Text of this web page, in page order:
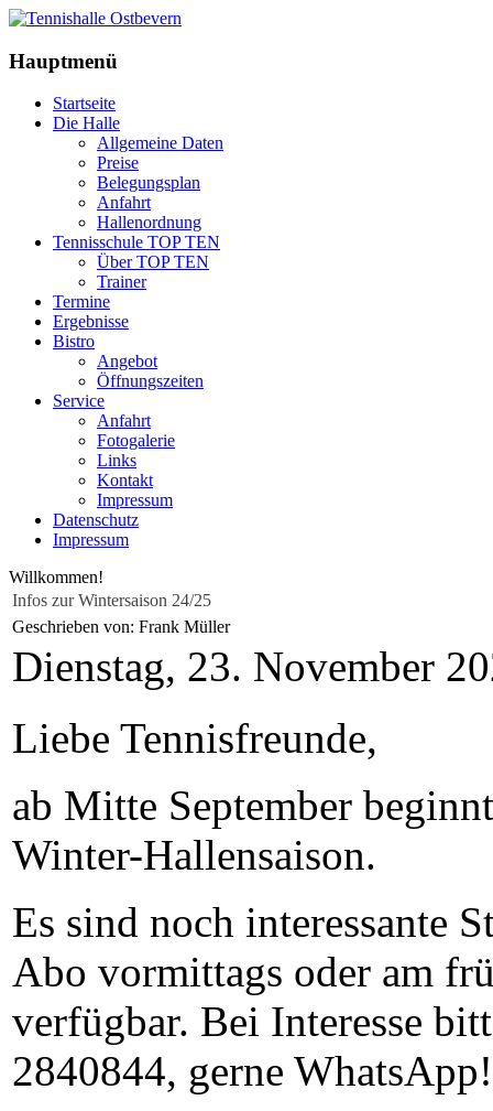
Hauptmenü
Startseite
Die Halle
Allgemeine Daten
Preise
Belegungsplan
Anfahrt
Hallenordnung
Tennisschule TOP TEN
Über TOP TEN
Trainer
Termine
Ergebnisse
Bistro
Angebot
Öffnungszeiten
Service
Anfahrt
Fotogalerie
Links
Kontakt
Impressum
Datenschutz
Impressum
Willkommen!
Infos zur Wintersaison 24/25
Geschrieben von: Frank Müller
Dienstag, 23. November
Liebe Tennisfreunde,
ab Mitte September
Winter-Hallensaison.
Es sind noch interessante
Abo vormittags oder am
verfügbar. Bei Interesse
2840844, gerne